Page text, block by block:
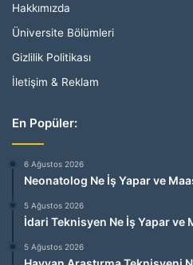
Hakkımızda
Üniversite Bölümleri
Gizlilik Politikası
İletişim & Reklam
En Popüler:
6 Ağustos 2026
Neonatolog Ne İş Yapar ve
5 Ağustos 2026
İdari Teknisyen Ne İş Yapar ve
5 Ağustos 2026